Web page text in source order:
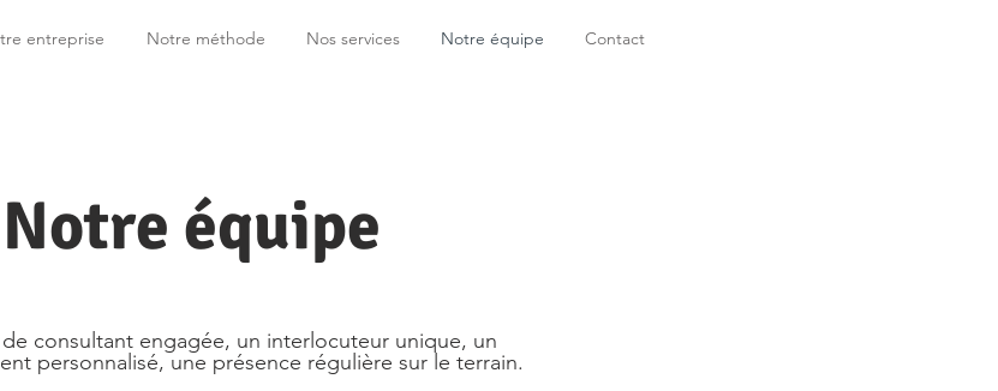
entreprise Notre méthode Nos services Notre équipe Contact
Notre équipe
consultant engagée, un interlocuteur unique, un
personnalisé, une présence régulière sur le terrain.